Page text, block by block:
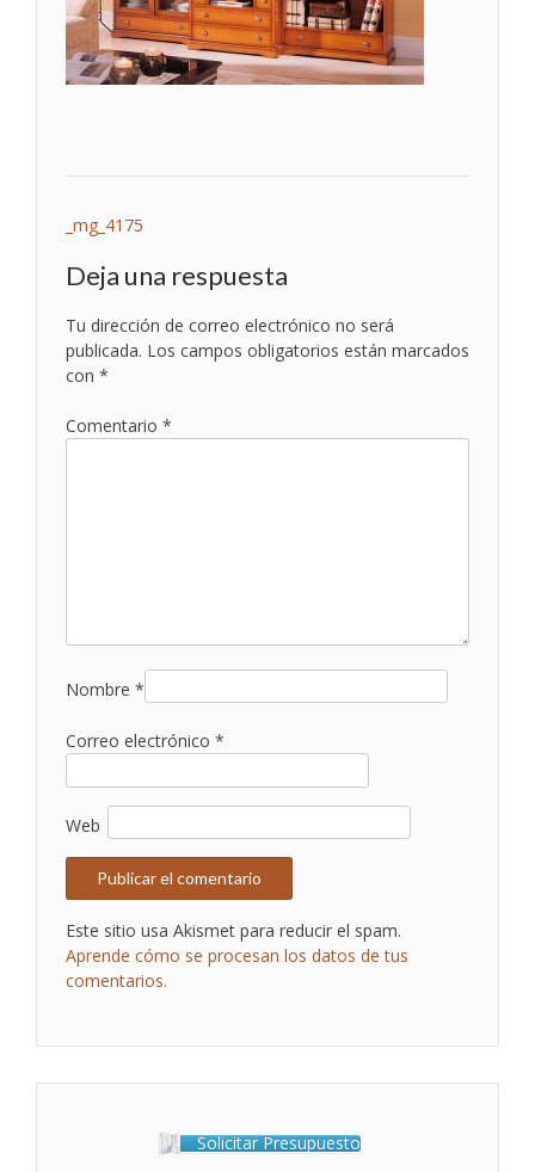
Navegación
de
entradas
_mg_4175
Deja una respuesta
Tu dirección de correo electrónico no será
publicada. Los campos obligatorios están marcados
con *
Comentario *
Nombre *
Correo electrónico *
Web
Este sitio usa Akismet para reducir el spam.
Aprende cómo se procesan los datos de tus
comentarios.
Solicitar Presupuesto